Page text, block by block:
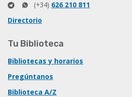
(+34) 626 210 811
Directorio
Tu Biblioteca
Bibliotecas y horarios
Pregúntanos
Biblioteca A/Z